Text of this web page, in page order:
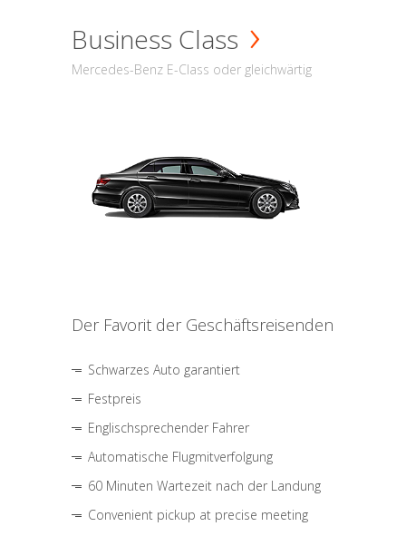
Business Class
Mercedes-Benz E-Class oder gleichwärtig
Der Favorit der Geschäftsreisenden
Schwarzes Auto garantiert
Festpreis
Englischsprechender Fahrer
Automatische Flugmitverfolgung
60 Minuten Wartezeit nach der Landung
Convenient pickup at precise meeting